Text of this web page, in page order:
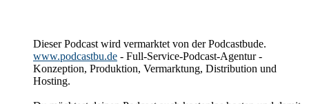
Dieser Podcast wird vermarktet von der Podcastbude.
www.podcastbu.de - Full-Service-Podcast-Agentur -
Konzeption, Produktion, Vermarktung, Distribution und
Hosting.